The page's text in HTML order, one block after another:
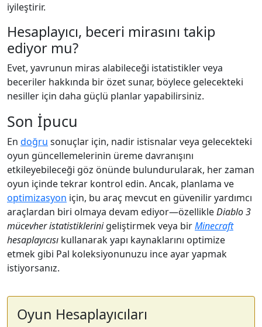
iyileştirir.
Hesaplayıcı, beceri mirasını takip
ediyor mu?
Evet, yavrunun miras alabileceği istatistikler veya
beceriler hakkında bir özet sunar, böylece gelecekteki
nesiller için daha güçlü planlar yapabilirsiniz.
Son İpucu
En doğru sonuçlar için, nadir istisnalar veya gelecekteki
oyun güncellemelerinin üreme davranışını
etkileyebileceği göz önünde bulundurularak, her zaman
oyun içinde tekrar kontrol edin. Ancak, planlama ve
optimizasyon için, bu araç mevcut en güvenilir yardımcı
araçlardan biri olmaya devam ediyor—özellikleDiablo 3
mücevher istatistiklerinigeliştirmek veya birMinecraft
hesaplayıcısı kullanarak yapı kaynaklarını optimize
etmek gibi Pal koleksiyonunuzu ince ayar yapmak
istiyorsanız.
Oyun Hesaplayıcıları